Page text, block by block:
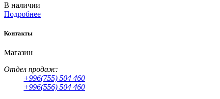
В наличии
Подробнее
Контакты
Магазин
Отдел продаж:
+996(755) 504 460
+996(556) 504 460